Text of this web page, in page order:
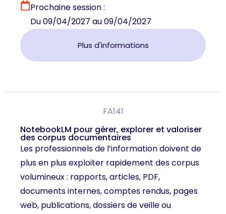
Prochaine session :
Du 09/04/2027 au 09/04/2027
Plus d'informations
FA141
NotebookLM pour gérer, explorer et valoriser
des corpus documentaires
Les professionnels de l’information doivent de
plus en plus exploiter rapidement des corpus
volumineux : rapports, articles, PDF,
documents internes, comptes rendus, pages
web, publications, dossiers de veille ou